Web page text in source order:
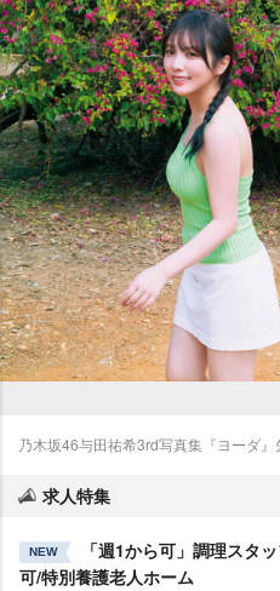
乃木坂46与田祐希3rd写真集『ヨーダ
求人特集
NEW
「週1から可」調理スタ
可/特別養護老人ホーム